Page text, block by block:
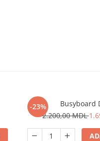
-23%
Busyboard
2.200,00 MDL